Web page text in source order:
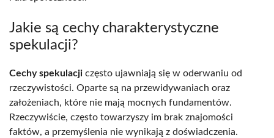
Jakie są cechy charakterystyczne
spekulacji?
Cechy spekulacji często ujawniają się w oderwaniu od
rzeczywistości. Oparte są na przewidywaniach oraz
założeniach, które nie mają mocnych fundamentów.
Rzeczywiście, często towarzyszy im brak znajomości
faktów, a przemyślenia nie wynikają z doświadczenia.